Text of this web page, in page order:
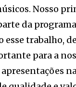
Nosso
da
esse trabalho,
para a